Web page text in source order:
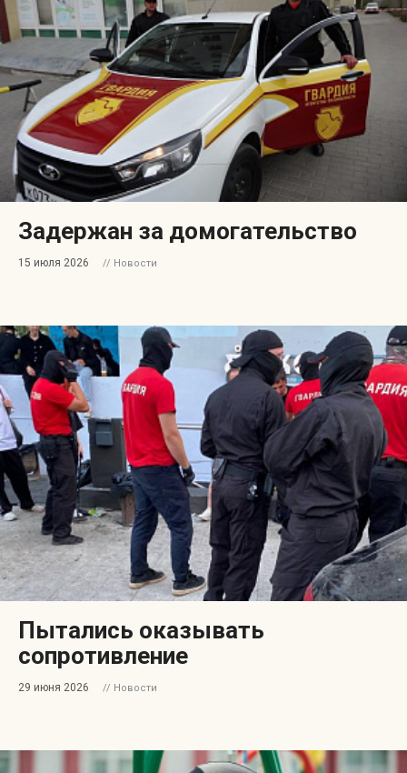
Индекс Безопасности ГВАРДИИ –
открытый проект Агентства Безопасности ГВАРДИЯ для оценки
уровня защищённости жителей города от криминальных угроз.
Подробнее >>
Задержан за домогательство
15 июля 2026 // Новости
Пытались оказывать
сопротивление
29 июня 2026 // Новости